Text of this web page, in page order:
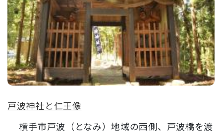
戸波神社と仁王像
横手市戸波（となみ）地域の西側、戸波橋を渡